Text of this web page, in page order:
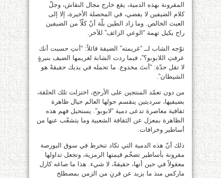
المقرونة بهذه الدمية، يقع خارج مجال النقاش، وجلّ
كلام الضيفين لا يفضي، في المحصلة الأخيرة، إلا إلى
العبث الخالص. وما زاد الطين بلّة أنّ كلّاً من الضيفين
راح يكيل تهمة “الوعي الزائف” للآخر.
توّجه الشاب لــ “غريمته” الضيفة قائلاً: “أنتِ حسبت أنك
عرفتِ اللابوبو؟”، فيما ردت الشابة لغريمها الضيف بنبرةٍ
لا تقل حدّة: “أنتَ مخدوع. ما تحمله في يديك حقيقةً هو
الشيطان”.
من دون تعمّد المنتجين على الأرجح، اختزلت تلك الحلقة،
بضيفيها، سرديتين ينقسم حولها العالم حيال ظاهرة
ثقافية معاصرة تدعى دمية “لابوبو”. يستحيل فهم هذه
الظاهرة بمعزل عن الثقافة الشعبية وما يتشعّب عنها من
أساطير وخرافات.
ذلك أنّ هذه الدمية التي تكاد تنخرط في سوق البورصة
مقرونة بأساطير تضخّم قيمتها الرمزية، وتجعل تداولها
معقولاً في حين أنها، حقيقةً، لا شيء. هذا ما صاغه كارل
ماركس منذ ما يزيد عن قرنٍ من الزمن بمصطلح